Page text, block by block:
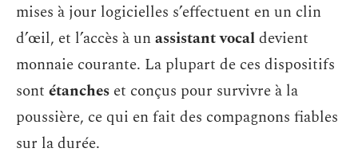
mises à jour logicielles s’effectuent en un clin
d’œil, et l’accès à unassistant vocaldevient
monnaie courante. La plupart de ces dispositifs
sont étanches et conçus pour survivre à la
poussière, ce qui en fait des compagnons fiables
sur la durée.